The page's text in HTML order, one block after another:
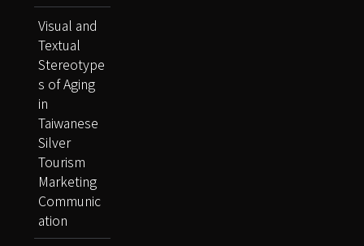
Visual and
Textual
Stereotype
s of Aging
in
Taiwanese
Silver
Tourism
Marketing
Communic
ation